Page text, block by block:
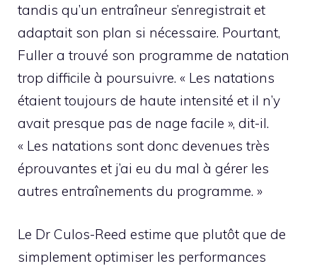
tandis qu’un entraîneur s’enregistrait et
adaptait son plan si nécessaire. Pourtant,
Fuller a trouvé son programme de natation
trop difficile à poursuivre. « Les natations
étaient toujours de haute intensité et il n’y
avait presque pas de nage facile », dit-il.
« Les natations sont donc devenues très
éprouvantes et j’ai eu du mal à gérer les
autres entraînements du programme. »
Le Dr Culos-Reed estime que plutôt que de
simplement optimiser les performances